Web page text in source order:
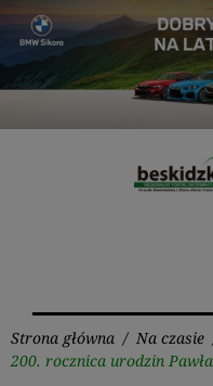
Przejdź
treści
Strona główna / Na czasie
200. rocznica urodzin